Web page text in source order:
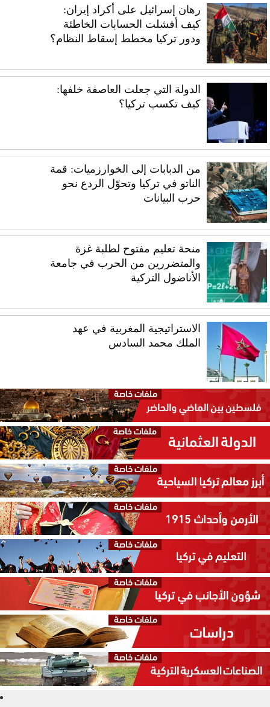
رهان إسرائيل على أكراد إيران:
كيف أفشلت الحسابات الخاطئة
ودور تركيا مخطط إسقاط النظام؟
الدولة التي جعلت العاصفة خلفها:
كيف تكسب تركيا؟
من الدبابات إلى الخوارزميات: قمة
الناتو في تركيا وتحوّل الردع نحو
حرب البيانات
منحة تعليم مفتوح لطلبة غزة
والمتضررين من الحرب في جامعة
الأناضول التركية
الاستراتيجية المغربية في عهد
الملك محمد السادس